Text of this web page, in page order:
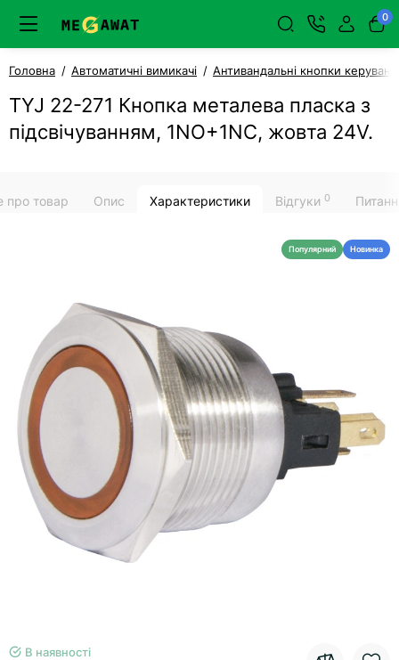
0
Головна Автоматичні вимикачі Антивандальні кнопки
TYJ 22-271 Кнопка металева пласка з
підсвічуванням, 1NO+1NC, жовта 24V.
про товар Опис Характеристики Відгуки 0
Популярний Новинка
В наявності